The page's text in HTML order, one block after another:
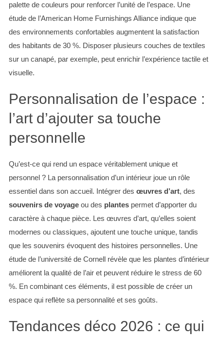
palette de couleurs pour renforcer l’unité de l’espace. Une
étude de l’American Home Furnishings Alliance indique que
des environnements confortables augmentent la satisfaction
des habitants de 30 %. Disposer plusieurs couches de textiles
sur un canapé, par exemple, peut enrichir l’expérience tactile et
visuelle.
Personnalisation de l’espace :
l’art d’ajouter sa touche
personnelle
Qu’est-ce qui rend un espace véritablement unique et
personnel ? La personnalisation d’un intérieur joue un rôle
essentiel dans son accueil. Intégrer des œuvres d’art, des
souvenirs de voyageou des plantespermet d’apporter du
caractère à chaque pièce. Les œuvres d’art, qu’elles soient
modernes ou classiques, ajoutent une touche unique, tandis
que les souvenirs évoquent des histoires personnelles. Une
étude de l’université de Cornell révèle que les plantes d’intérieur
améliorent la qualité de l’air et peuvent réduire le stress de 60
%. En combinant ces éléments, il est possible de créer un
espace qui reflète sa personnalité et ses goûts.
Tendances déco 2026 : ce qui
S
r
c
h
r